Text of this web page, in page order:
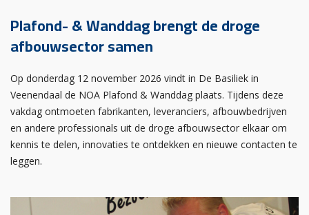
Plafond- & Wanddag brengt de droge
afbouwsector samen
Op donderdag 12 november 2026 vindt in De Basiliek in
Veenendaal de NOA Plafond & Wanddag plaats. Tijdens deze
vakdag ontmoeten fabrikanten, leveranciers, afbouwbedrijven
en andere professionals uit de droge afbouwsector elkaar om
kennis te delen, innovaties te ontdekken en nieuwe contacten te
leggen.